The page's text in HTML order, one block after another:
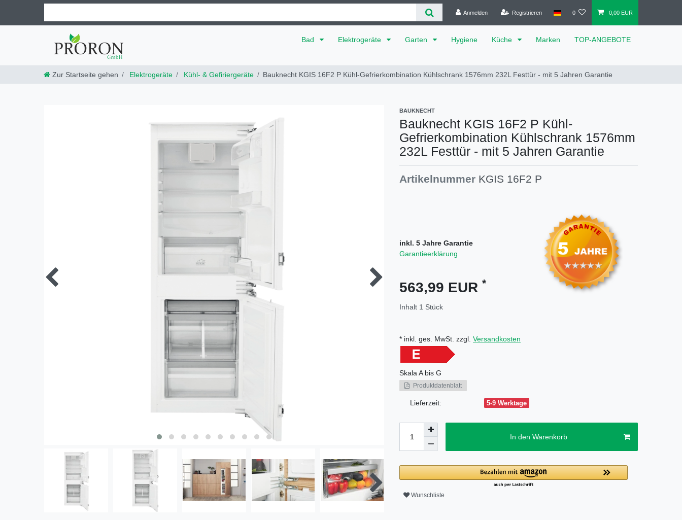
Anmelden Registrieren 0 0,00 EUR
Bad Elektrogeräte Garten Hygiene Küche Marken TOP-ANGEBOTE
Zur Startseite gehen Elektrogeräte Kühl- & Gefiriergeräte Bauknecht KGIS 16F2 P Kühl-Gefrierkombination Kühlschrank 1576mm 232L Festtür - mit 5 Jahren Garantie
BAUKNECHT
Bauknecht KGIS 16F2 P Kühl-
Gefrierkombination Kühlschrank 1576mm
232L Festtür - mit 5 Jahren Garantie
Artikelnummer KGIS 16F2 P
inkl. 5 Jahre Garantie
Garantieerklärung
563,99 EUR *
Inhalt 1 Stück
* inkl. ges. MwSt. zzgl. Versandkosten
Skala A bis G
Produktdatenblatt
Lieferzeit: 5-9 Werktage
In den Warenkorb
Wunschliste